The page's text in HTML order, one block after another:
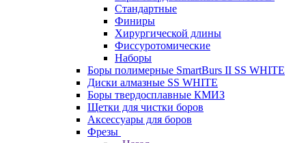
Стандартные
Финиры
Хирургической длины
Фиссуротомические
Наборы
Боры полимерные SmartBurs II SS WHITE
Диски алмазные SS WHITE
Боры твердосплавные КМИЗ
Щетки для чистки боров
Аксессуары для боров
Фрезы